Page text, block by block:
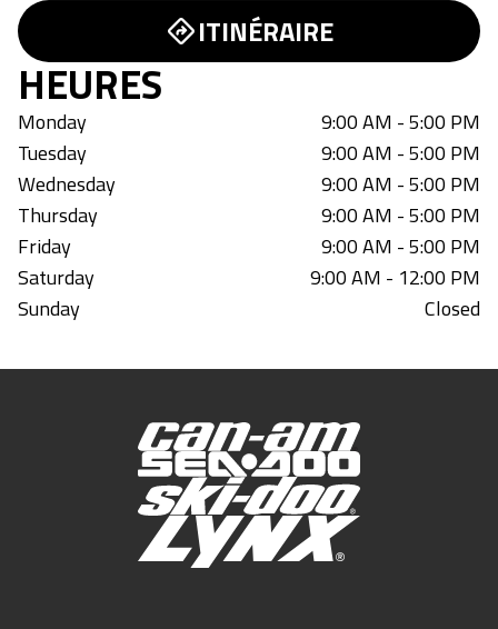
ITINÉRAIRE
HEURES
Monday
9:00 AM - 5:00 PM
Tuesday
9:00 AM - 5:00 PM
Wednesday
9:00 AM - 5:00 PM
Thursday
9:00 AM - 5:00 PM
Friday
9:00 AM - 5:00 PM
Saturday
9:00 AM - 12:00 PM
Sunday
Closed